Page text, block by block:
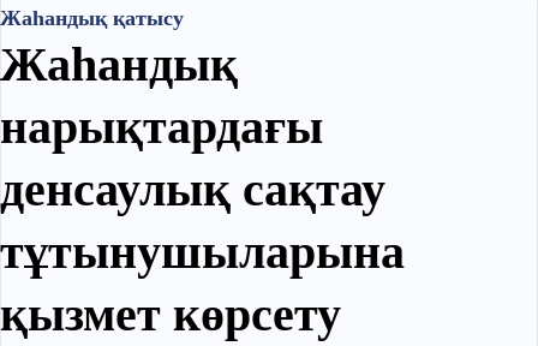
Жаһандық қатысу
Жаһандық
нарықтардағы
денсаулық сақтау
тұтынушыларына
қызмет көрсету